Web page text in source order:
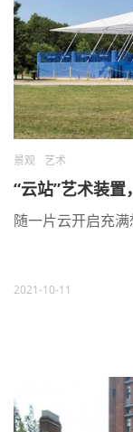
景观 艺术
“云站”艺术装
随一片云开启充
2021-10-11